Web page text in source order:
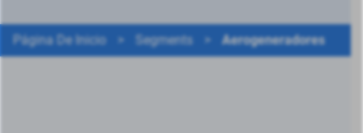
Página De Inicio > Segments > Aerogeneradores